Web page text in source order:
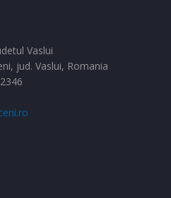
Vaslui
jud. Vaslui, Romania